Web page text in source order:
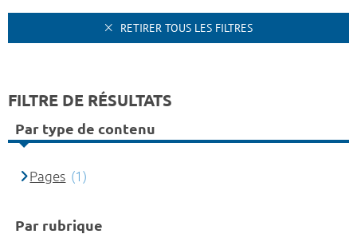
RETIRER TOUS LES FILTRES
FILTRE DE RÉSULTATS
Par type de contenu
Pages (1)
Par rubrique